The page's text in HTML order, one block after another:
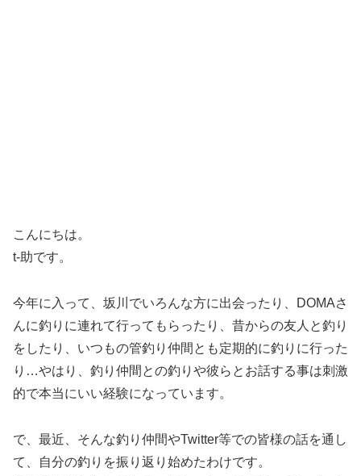
こんにちは。
t-助です。
今年に入って、坂川でいろんな方に出会ったり、DOMAさ
んに釣りに連れて行ってもらったり、昔からの友人と釣り
をしたり、いつもの管釣り仲間とも定期的に釣りに行った
り…やはり、釣り仲間との釣りや彼らとお話する事は刺激
的で本当にいい経験になっています。
で、最近、そんな釣り仲間やTwitter等での皆様の話を通し
て、自分の釣りを振り返り始めたわけです。